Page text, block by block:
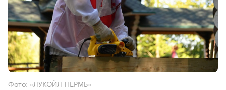
Фото: «ЛУКОЙЛ-ПЕРМЬ»